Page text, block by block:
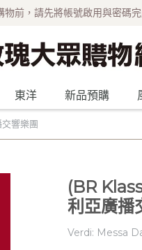
物前，請先將帳號啟用與密碼完
東洋 新品預購
響樂團
(BR
利亞廣播
Verdi: Messa